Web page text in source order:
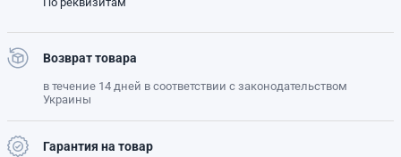
Возврат товара
в течение 14 дней в соответствии с законодательством
Украины
Гарантия на товар